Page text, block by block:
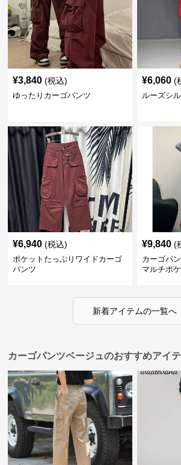
¥3,840 (税込)
ゆったりカーゴパンツ
¥6,060 (
ルーズシ
¥6,940 (税込)
ポケットたっぷりワイドカーゴ
パンツ
¥9,840 (
カーゴパ
マルチポ
新着アイテムの一覧へ
カーゴパンツベージュのおすすめアイ